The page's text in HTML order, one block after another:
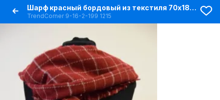
Шарф красный бордовый из текстиля 70х180 см для ежедневного стиля
TrendCorner 9-16-2-199 1215